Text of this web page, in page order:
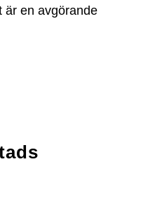
är en avgörande